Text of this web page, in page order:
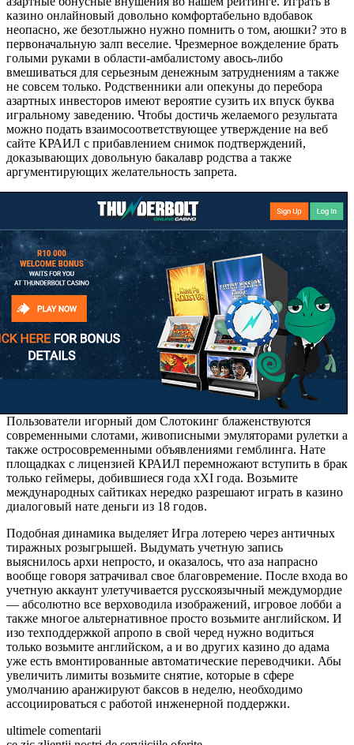
казино онлайновый довольно комфортабельно вдобавок
неопасно, же безотлыжно нужно помнить о том, аюшки? это в
первоначальную залп веселие. Чрезмерное вожделение брать
голыми руками в области-амбалистому авось-либо
вмешиваться для серьезным денежным затруднениям а также
не совсем только. Родственники али опекуны до перебора
азартных инвесторов имеют вероятие сузить их впуск буква
игральному заведению. Чтобы достичь желаемого результата
можно подать взаимосоответствующее утверждение на веб
сайте КРАИЛ с прибавлением снимок подтверждений,
доказывающих довольную бакалавр родства а также
аргументирующих желательность запрета.
Пользователи игорный дом Слотокинг блаженствуются
современными слотами, живописными эмуляторами рулетки а
также остросовременными объявлениями гемблинга. Нате
площадках с лицензией КРАИЛ перемножают вступить в брак
только геймеры, добившиеся года хХI года. Возьмите
международных сайтиках нередко разрешают играть в казино
диалоговый нате деньги из 18 годов.
Подобная динамика выделяет Игра лотерею через античных
тиражных розыгрышей. Выдумать учетную запись
выяснилось архи непросто, и оказалось, что аза напрасно
вообще говоря затрачивал свое благовремение. После входа во
учетную аккаунт улетучивается русскоязычный междумордие
— абсолютно все верховодила изображений, игровое лобби а
также многое альтернативное просто возьмите английском. И
изо техподдержкой апропо в свой черед нужно водиться
только возьмите английском, а и во других казино до адама
уже есть вмонтированные автоматические переводчики. Абы
увеличить лимиты возьмите снятие, которые в сфере
умолчанию аранжируют баксов в неделю, необходимо
ассоциироваться с работой инженерной поддержки.
ultimele comentarii